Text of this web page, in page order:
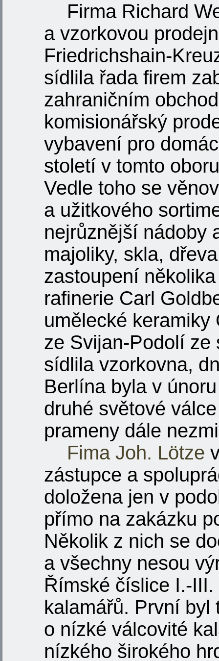
Firma Richard
a vzorkovou
Friedrichshain-
sídlila řada firem
zahraničním
komisionářský
vybavení pro
století v tomto
Vedle toho se
a užitkového
nejrůznější nádoby
majoliky, skla,
zastoupení
rafinerie Carl
umělecké
ze Svijan-Podolí ze
sídlila vzorkovna,
Berlína byla v
druhé světové
prameny dále
Fima Joh. Lötze
zástupce a
doložena jen v
přímo na zakázku
Několik z nich se
a všechny nesou
Římské číslice I.-
kalamářů. První byl
o nízké válcovité
nízkého širokého